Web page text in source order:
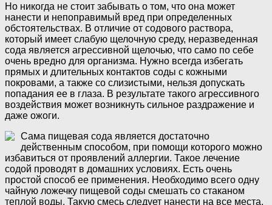
Но никогда не стоит забывать о том, что она может
нанести и непоправимый вред при определенных
обстоятельствах. В отличие от содового раствора,
который имеет слабую щелочную среду, неразведенная
сода является агрессивной щелочью, что само по себе
очень вредно для организма. Нужно всегда избегать
прямых и длительных контактов соды с кожными
покровами, а также со слизистыми, нельзя допускать
попадания ее в глаза. В результате такого агрессивного
воздействия может возникнуть сильное раздражение и
даже ожоги.
Сама пищевая сода является достаточно
действенным способом, при помощи которого можно
избавиться от проявлений аллергии. Такое лечение
содой проводят в домашних условиях. Есть очень
простой способ ее применения. Необходимо всего одну
чайную ложечку пищевой соды смешать со стаканом
теплой воды. Такую смесь следует нанести на все места,